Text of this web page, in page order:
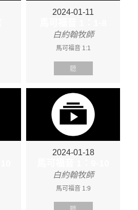
2024-01-11
白約翰牧師
馬可福音 1:1
聽
2024-01-18
白約翰牧師
馬可福音 1:9